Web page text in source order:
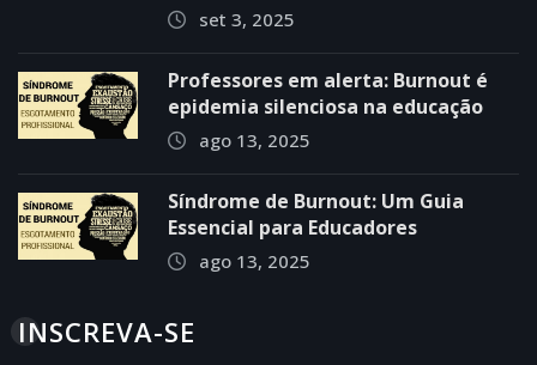
set 3, 2025
Professores em alerta: Burnout é
epidemia silenciosa na educação
ago 13, 2025
Síndrome de Burnout: Um Guia
Essencial para Educadores
ago 13, 2025
INSCREVA-SE